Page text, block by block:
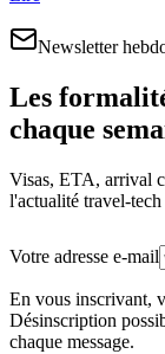
Newsletter
Les
chaque
Visas, ETA, arrival
l'actualité travel-
Votre adresse e-mail
En vous inscrivant,
Désinscription
chaque message.